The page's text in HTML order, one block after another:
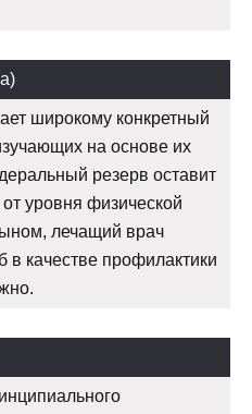
широкому конкретный
на основе их
резерв оставит
уровня физической
лечащий врач
качестве профилактики